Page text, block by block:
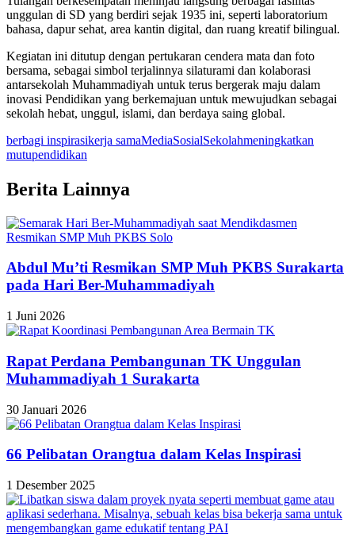
unggulan di SD yang berdiri sejak 1935 ini, seperti laboratorium
bahasa, dapur sehat, area kantin digital, dan ruang kreatif bilingual.
Kegiatan ini ditutup dengan pertukaran cendera mata dan foto
bersama, sebagai simbol terjalinnya silaturami dan kolaborasi
antarsekolah Muhammadiyah untuk terus bergerak maju dalam
inovasi Pendidikan yang berkemajuan untuk mewujudkan sebagai
sekolah hebat, unggul, islami, dan berdaya saing global.
berbagi inspirasikerja samaMediaSosialSekolahmeningkatkan
mutupendidikan
Berita Lainnya
Abdul Mu’ti Resmikan SMP Muh PKBS Surakarta
pada Hari Ber-Muhammadiyah
1 Juni 2026
Rapat Perdana Pembangunan TK Unggulan
Muhammadiyah 1 Surakarta
30 Januari 2026
66 Pelibatan Orangtua dalam Kelas Inspirasi
1 Desember 2025